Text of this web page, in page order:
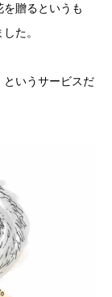
贈るというも
た。
というサービスだ